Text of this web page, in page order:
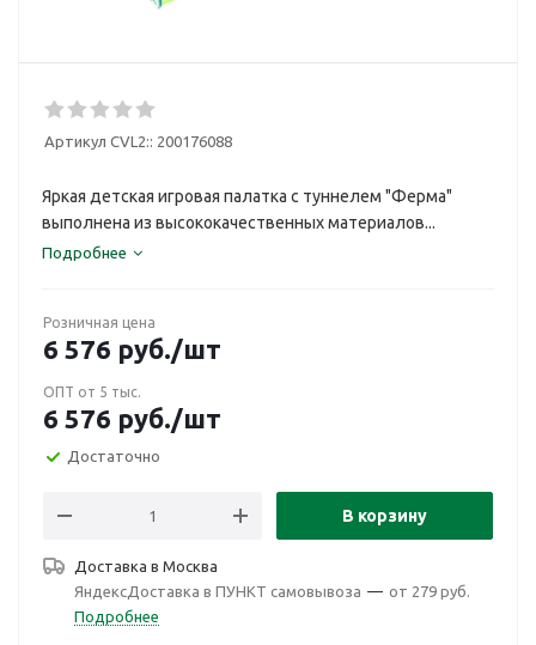
Артикул CVL2:: 200176088
Яркая детская игровая палатка с туннелем "Ферма"
выполнена из высококачественных материалов...
Подробнее
Розничная цена
6 576 руб./шт
ОПТ от 5 тыс.
6 576 руб./шт
Достаточно
В корзину
Доставка в Москва
ЯндексДоставка в ПУНКТ самовывоза — от 279 руб.
Подробнее